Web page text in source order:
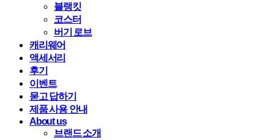
블랭킷
코스터
버기 로브
캐리웨어
액세서리
후기
이벤트
묻고 답하기
제품 사용 안내
About us
브랜드 소개